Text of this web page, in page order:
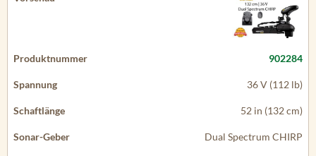
902284
36 V (112 lb)
52 in (132 cm)
Dual Spectrum CHIRP